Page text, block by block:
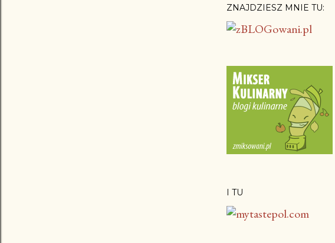
ZNAJDZIESZ MNIE TU:
I TU